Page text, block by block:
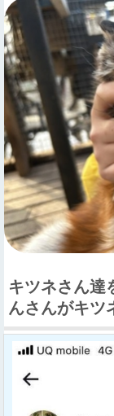
キツネさん達
んさんがキツ